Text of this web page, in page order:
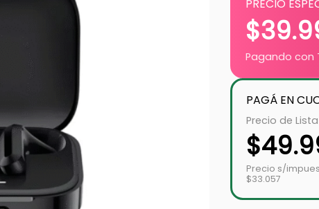
PRECIO
$
Pagando con
PAGÁ EN
Precio de Lista
$
Precio s/
$33.057